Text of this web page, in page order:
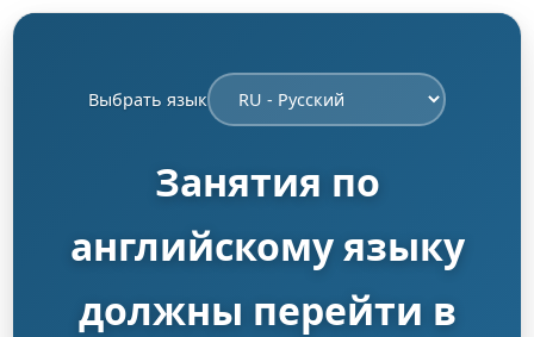
Выбрать язык
Занятия по
английскому языку
должны перейти в